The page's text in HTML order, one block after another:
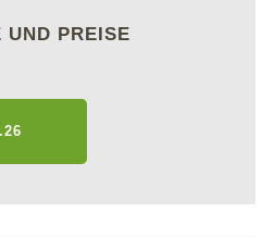
UND PREISE